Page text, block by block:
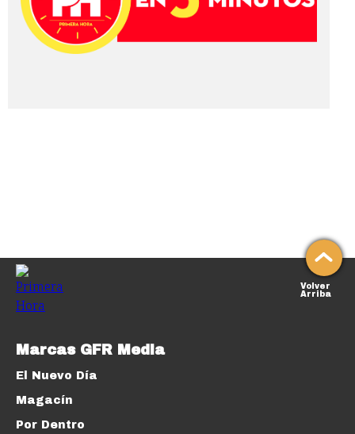
Volver
Arriba
Marcas GFR Media
El Nuevo Día
Magacín
Por Dentro